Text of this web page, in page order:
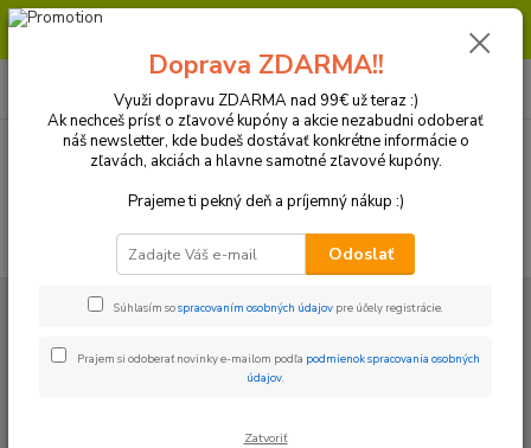
Milí zákazníci, pri objednávke nad 99€ získate poštovné ZDARMA.
(Po-Pia, 8:30-16:30 hod.)
AUTO-MOTO kozmetika Koch Chemie Príslušenstvo
Príslušenstvo
nevyhnutnú výbavu pre bezpečnejšiu a komfortnejšiu prácu.
Doprava ZDARMA!!
Využi dopravu ZDARMA nad 99€ už teraz :)
Ak nechceš prísť o zľavové kupóny a akcie nezabudni odoberať
náš newsletter, kde budeš dostávať konkrétne informácie o
zľavách, akciách a hlavne samotné zľavové kupóny.
Prajeme ti pekný deň a príjemný nákup :)
Odoslať
Súhlasím sospracovaním osobných údajov pre účely registrácie.
Prajem si odoberať novinky e-mailom podľa podmienok spracovania osobných
údajov.
Zatvoriť